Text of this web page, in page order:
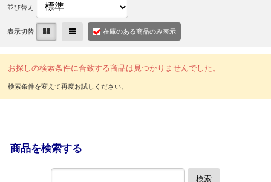
並び替え
表示切替 在庫のある商品のみ表示
お探しの検索条件に合致する商品は見つかりませんでした。
商品を検索する
検索